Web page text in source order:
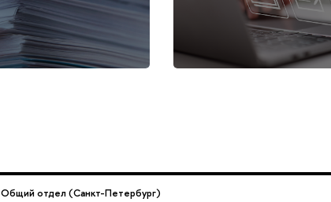
Общий отдел (Санкт-Петербург)